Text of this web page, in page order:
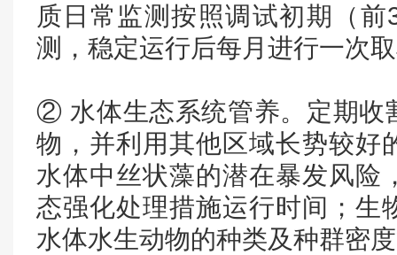
质日常监测按照调试初期（
测，稳定运行后每月进行一次
② 水体生态系统管养。定期收
物，并利用其他区域长势较好
水体中丝状藻的潜在暴发风险
态强化处理措施运行时间；生
水体水生动物的种类及种群密